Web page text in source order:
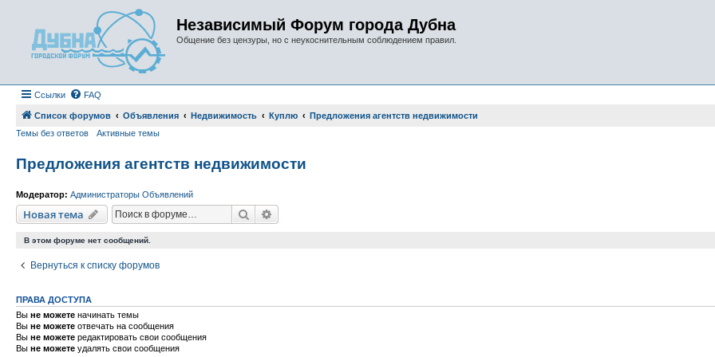
Независимый Форум города Дубна
Общение без цензуры, но с неукоснительным соблюдением правил.
Ссылки FAQ
Список форумов Объявления Недвижимость Куплю
Предложения агентств недвижимости
Темы без ответов
Активные темы
Предложения агентств недвижимости
Модератор: Администраторы Объявлений
Новая тема Поиск
В этом форуме нет сообщений.
Вернуться к списку форумов
ПРАВА ДОСТУПА
Вы не можете начинать темы
Вы не можете отвечать на сообщения
Вы не можете редактировать свои сообщения
Вы не можете удалять свои сообщения